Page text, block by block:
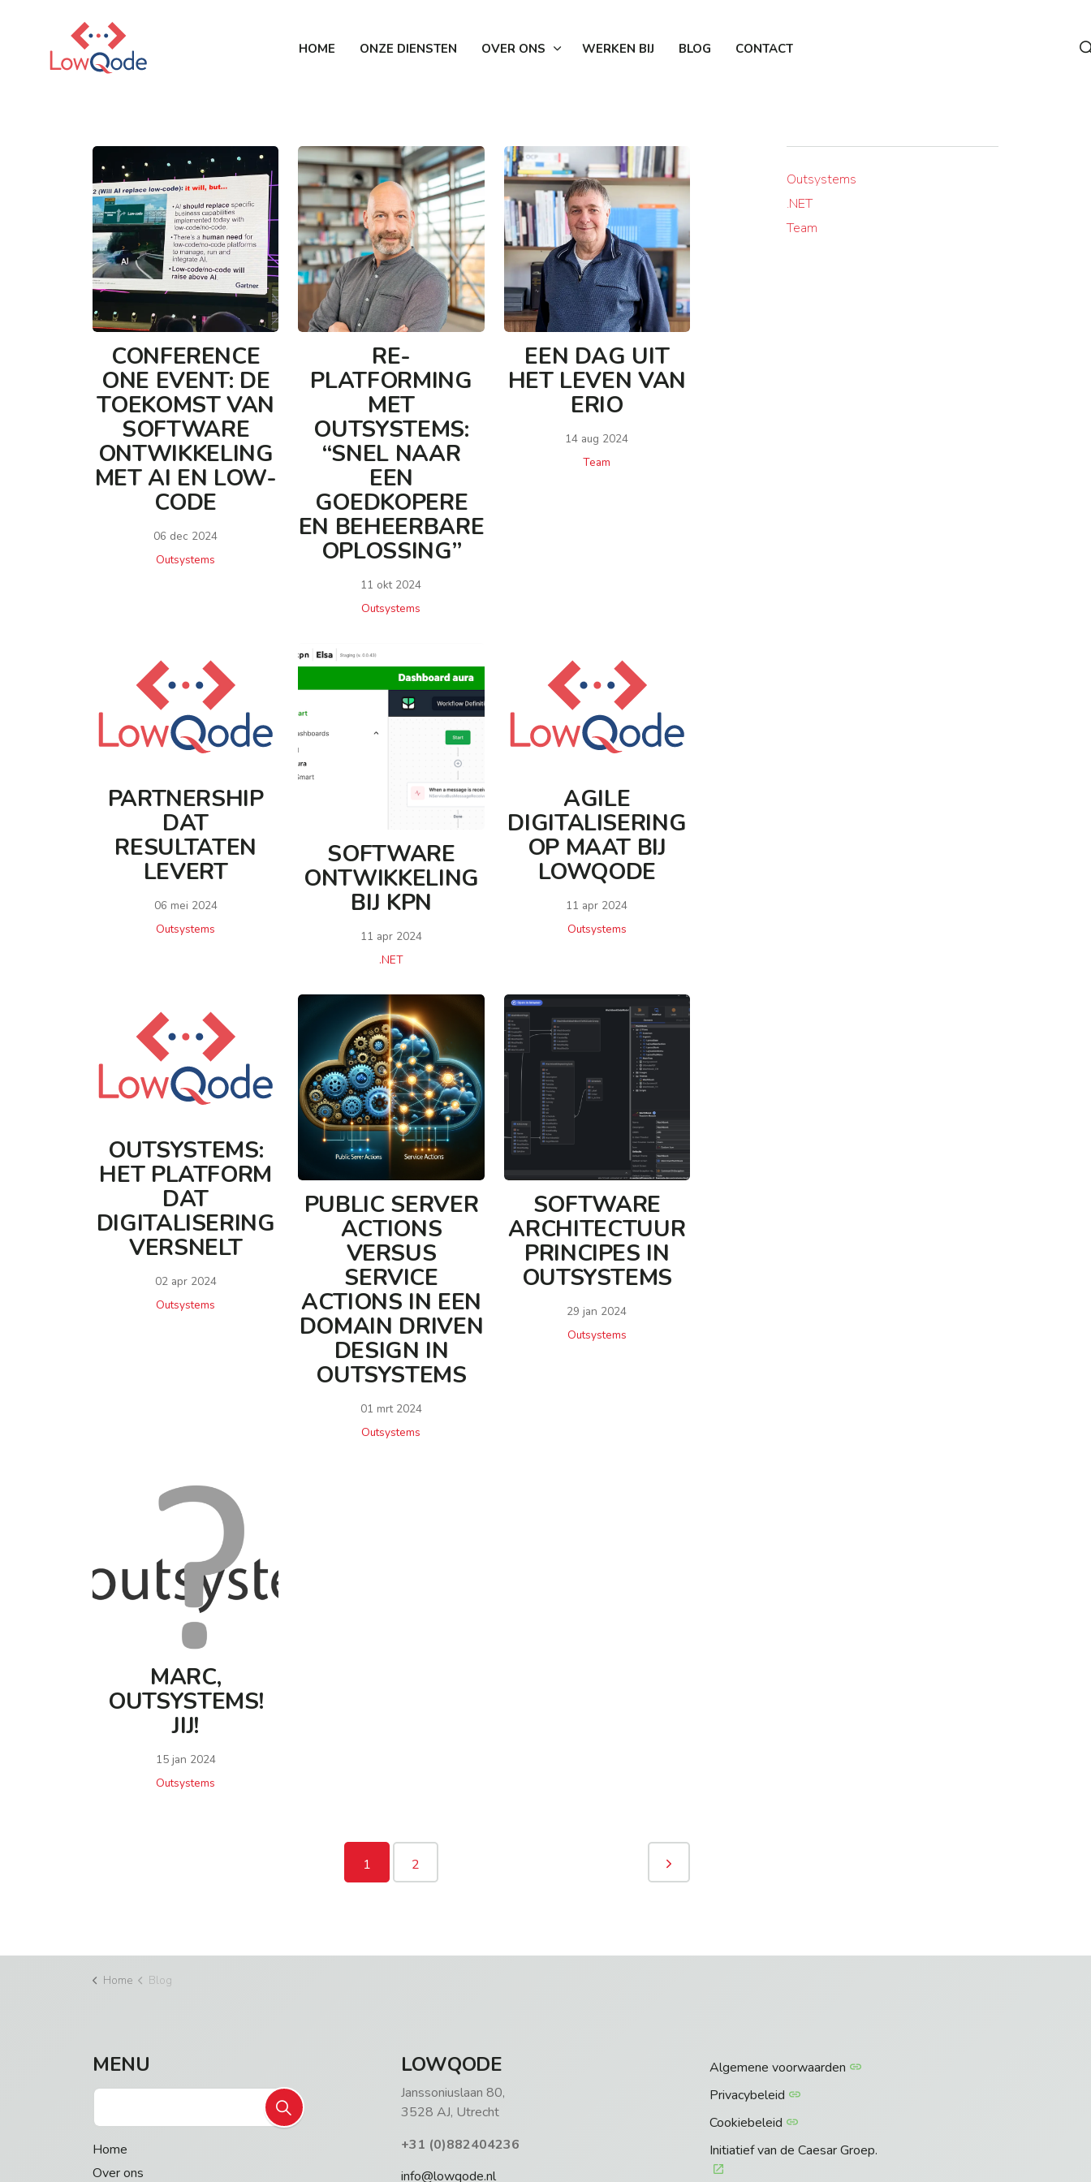
HOME ONZE DIENSTEN OVER ONS WERKEN BIJ BLOG CONTACT
CONFERENCE
ONE EVENT: DE
TOEKOMST VAN
SOFTWARE
ONTWIKKELING
MET AI EN LOW-
CODE
06 dec 2024
Outsystems
RE-
PLATFORMING
MET
OUTSYSTEMS:
“SNEL NAAR
EEN
GOEDKOPERE
EN BEHEERBARE
OPLOSSING”
11 okt 2024
Outsystems
EEN DAG UIT
HET LEVEN VAN
ERIO
14 aug 2024
Team
PARTNERSHIP
DAT
RESULTATEN
LEVERT
06 mei 2024
Outsystems
SOFTWARE
ONTWIKKELING
BIJ KPN
11 apr 2024
.NET
AGILE
DIGITALISERING
OP MAAT BIJ
LOWQODE
11 apr 2024
Outsystems
OUTSYSTEMS:
HET PLATFORM
DAT
DIGITALISERING
VERSNELT
02 apr 2024
Outsystems
PUBLIC SERVER
ACTIONS
VERSUS
SERVICE
ACTIONS IN EEN
DOMAIN DRIVEN
DESIGN IN
OUTSYSTEMS
01 mrt 2024
Outsystems
SOFTWARE
ARCHITECTUUR
PRINCIPES IN
OUTSYSTEMS
29 jan 2024
Outsystems
MARC,
OUTSYSTEMS!
JIJ!
15 jan 2024
Outsystems
1 2
Outsystems
.NET
Team
Home Blog
MENU
Home
Over ons
LOWQODE
Janssoniuslaan 80,
3528 AJ, Utrecht
+31 (0)882404236
info@lowqode.nl
Algemene voorwaarden
Privacybeleid
Cookiebeleid
Initiatief van de Caesar Groep.